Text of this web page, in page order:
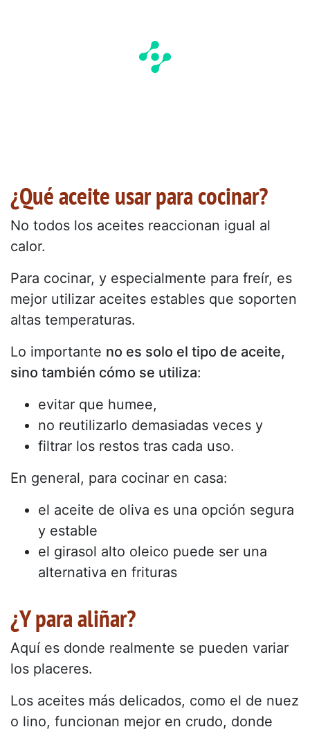
¿Qué aceite usar para cocinar?
No todos los aceites reaccionan igual al
calor.
Para cocinar, y especialmente para freír, es
mejor utilizar aceites estables que soporten
altas temperaturas.
Lo importante no es solo el tipo de aceite,
sino también cómo se utiliza:
evitar que humee,
no reutilizarlo demasiadas veces y
filtrar los restos tras cada uso.
En general, para cocinar en casa:
el aceite de oliva es una opción segura
y estable
el girasol alto oleico puede ser una
alternativa en frituras
¿Y para aliñar?
Aquí es donde realmente se pueden variar
los placeres.
Los aceites más delicados, como el de nuez
o lino, funcionan mejor en crudo, donde